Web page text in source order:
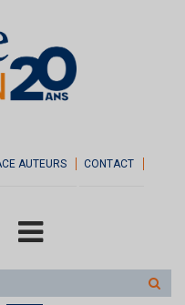
AUTEURS CONTACT